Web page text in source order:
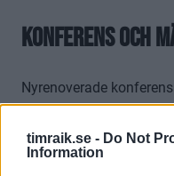
timraik.se - Do Not
Information
Konferens och
Nyrenoverade
som väcker både
Arena. Gratis
samma byggnad gör